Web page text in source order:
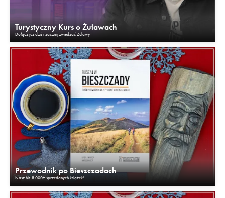
Turystyczny Kurs o Żuławach
Dołącz już dziś i zacznij zwiedzać Żuławy
Przewodnik po Bieszczadach
Nasz hit. 8.000+ sprzedanych książek!